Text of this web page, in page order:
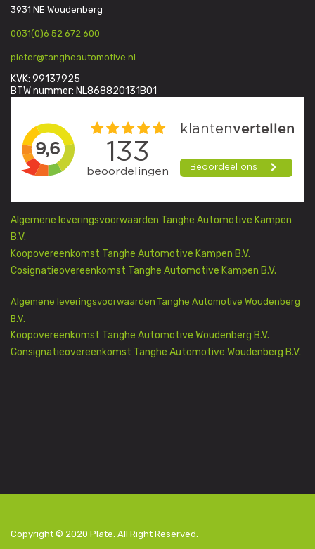
3931 NE Woudenberg
0031(0)6 52 672 600
pieter@tangheautomotive.nl
KVK: 99137925
BTW nummer: NL868820131B01
Algemene leveringsvoorwaarden Tanghe Automotive Kampen
B.V.
Koopovereenkomst Tanghe Automotive Kampen B.V.
Cosignatieovereenkomst Tanghe Automotive Kampen B.V.
Algemene leveringsvoorwaarden Tanghe Automotive Woudenberg
B.V.
Koopovereenkomst Tanghe Automotive Woudenberg B.V.
Consignatieovereenkomst Tanghe Automotive Woudenberg B.V.
Copyright © 2020 Plate. All Right Reserved.